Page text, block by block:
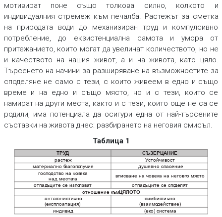
мотивират поне също толкова силно, колкото и
индивидуалния стремеж към печалба. Растежът за сметка
на природата води до механизиран труд и компулсивно
потребление, до екзистенциална самота и умора от
притежанието, които могат да увеличат количеството, но не
и качеството на нашия живот, а и на живота, като цяло.
Търсенето на начини за разширяване на възможностите за
споделяне не само с тези, с които живеем в едно и също
време и на едно и също място, но и с тези, които се
намират на други места, както и с тези, които още не са се
родили, има потенциала да осигури една от най-търсените
съставки на живота днес: разбирането на неговия смисъл.
Таблица 1
РУД СЪЗЕРЦАНИЕ
растеж Устойчивост
материално благополучие
душевно спасение
господство на човека
над местата
вписване на човека на неговото място
отпадъците се използват отпадъците се споделят
отношение къмЦЯЛОТО
антагонистично
(експлоатация)
симбиотично
(взаимодействие)
индивид
(еко) система